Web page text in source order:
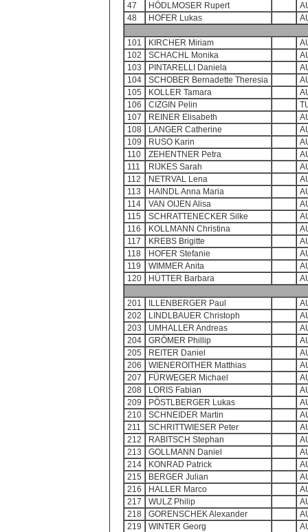
47
HÖDLMOSER Rupert
48
HOFER Lukas
101 KIRCHER Miriam
102
SCHACHL Monika
103
PINTARELLI Daniela
104
SCHOBER Bernadette Theresia
105
KOLLER Tamara
106
CIZGIN Pelin
107
REINER Elisabeth
108
LANGER Catherine
109
RUSO Karin
110
ZEHENTNER Petra
111
RIJKES Sarah
112
NETRVAL Lena
113
HAINDL Anna Maria
114
VAN OIJEN Alisa
115
SCHRATTENECKER Silke
116
KOLLMANN Christina
117
KREBS Brigitte
118
HOFER Stefanie
119
WIMMER Anita
120
HÜTTER Barbara
201 ILLENBERGER Paul
202
LINDLBAUER Christoph
203
UMHALLER Andreas
204
GRÖMER Phillip
205
REITER Daniel
206
WIENEROITHER Matthias
207
FÜRWEGER Michael
208
LORIS Fabian
209
PÖSTLBERGER Lukas
210
SCHNEIDER Martin
211
SCHRITTWIESER Peter
212
RABITSCH Stephan
213
GOLLMANN Daniel
214
KONRAD Patrick
215
BERGER Julian
216
HALLER Marco
217
WULZ Philip
218
GORENSCHEK Alexander
219
WINTER Georg